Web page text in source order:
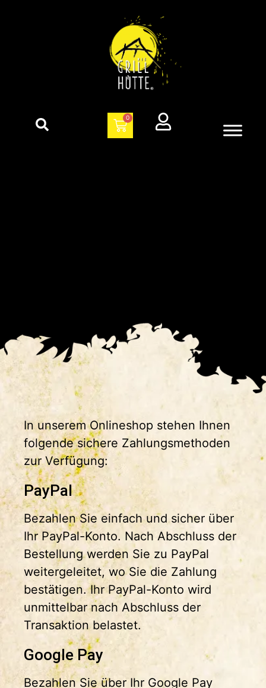
0
In unserem Onlineshop stehen Ihnen
folgende sichere Zahlungsmethoden
zur Verfügung:
PayPal
Bezahlen Sie einfach und sicher über
Ihr PayPal-Konto. Nach Abschluss der
Bestellung werden Sie zu PayPal
weitergeleitet, wo Sie die Zahlung
bestätigen. Ihr PayPal-Konto wird
unmittelbar nach Abschluss der
Transaktion belastet.
Google Pay
Bezahlen Sie über Ihr Google Pay